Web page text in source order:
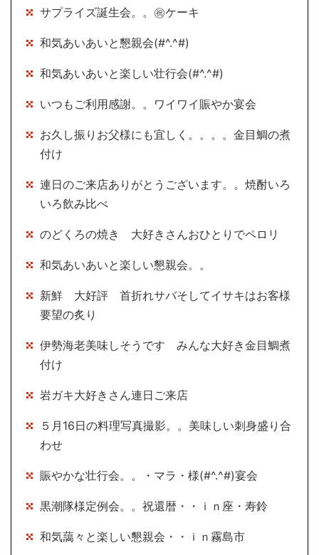
サプライズ誕生会。。㊗ケーキ
和気あいあいと懇親会(#^.^#)
和気あいあいと楽しい壮行会(#^.^#)
いつもご利用感謝。。ワイワイ賑やか宴会
お久し振りお父様にも宜しく。。。。金目鯛の煮
付け
連日のご来店ありがとうございます。。焼酎いろ
いろ飲み比べ
のどくろの焼き 大好きさんおひとりでペロリ
和気あいあいと楽しい懇親会。。
新鮮 大好評 首折れサバそしてイサキはお客様
要望の炙り
伊勢海老美味しそうです みんな大好き金目鯛煮
付け
岩ガキ大好きさん連日ご来店
５月16日の料理写真撮影。。美味しい刺身盛り合
わせ
賑やかな壮行会。。・マラ・様(#^.^#)宴会
黒潮隊様定例会。。祝還暦・・ｉｎ座・寿鈴
和気藹々と楽しい懇親会・・ｉｎ霧島市